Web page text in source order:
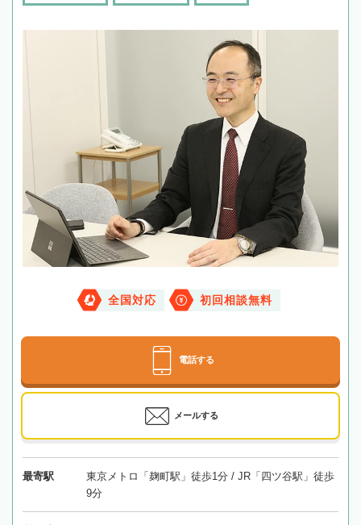
全国対応 初回相談無料
電話する
メールする
最寄駅
東京メトロ「麹町駅」徒歩1分 / JR「四ツ谷駅」徒歩
9分